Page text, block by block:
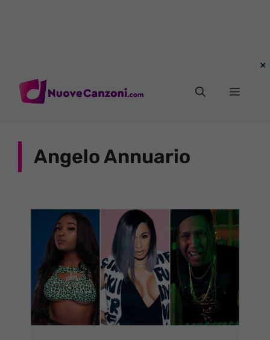
Menu
Angelo Annuario